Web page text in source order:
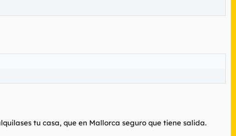
tu casa, que en Mallorca seguro que tiene salida.